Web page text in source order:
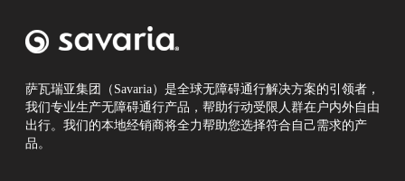
萨瓦瑞亚集团（Savaria）是全球无障碍通行解决方案的引领者，
我们专业生产无障碍通行产品，帮助行动受限人群在户内外自由
出行。我们的本地经销商将全力帮助您选择符合自己需求的产
品。